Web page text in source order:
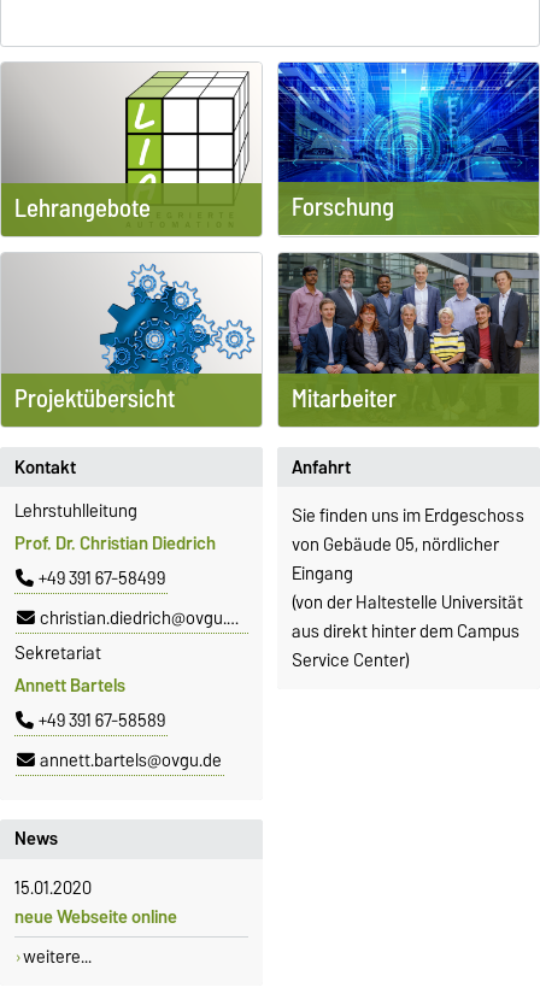
Lehrangebote Forschung
Projektübersicht Mitarbeiter
Kontakt
Lehrstuhlleitung
Prof. Dr. Christian Diedrich
+49 391 67-58499
christian.diedrich@ovgu.de
Sekretariat
Annett Bartels
+49 391 67-58589
annett.bartels@ovgu.de
News
15.01.2020
neue Webseite online
weitere...
Anfahrt
Sie finden uns im Erdgeschoss
von Gebäude 05, nördlicher
Eingang
(von der Haltestelle Universität
aus direkt hinter dem Campus
Service Center)